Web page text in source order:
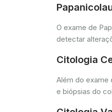
O exame de
detectar
Citologia
Além do exame
e biópsias do